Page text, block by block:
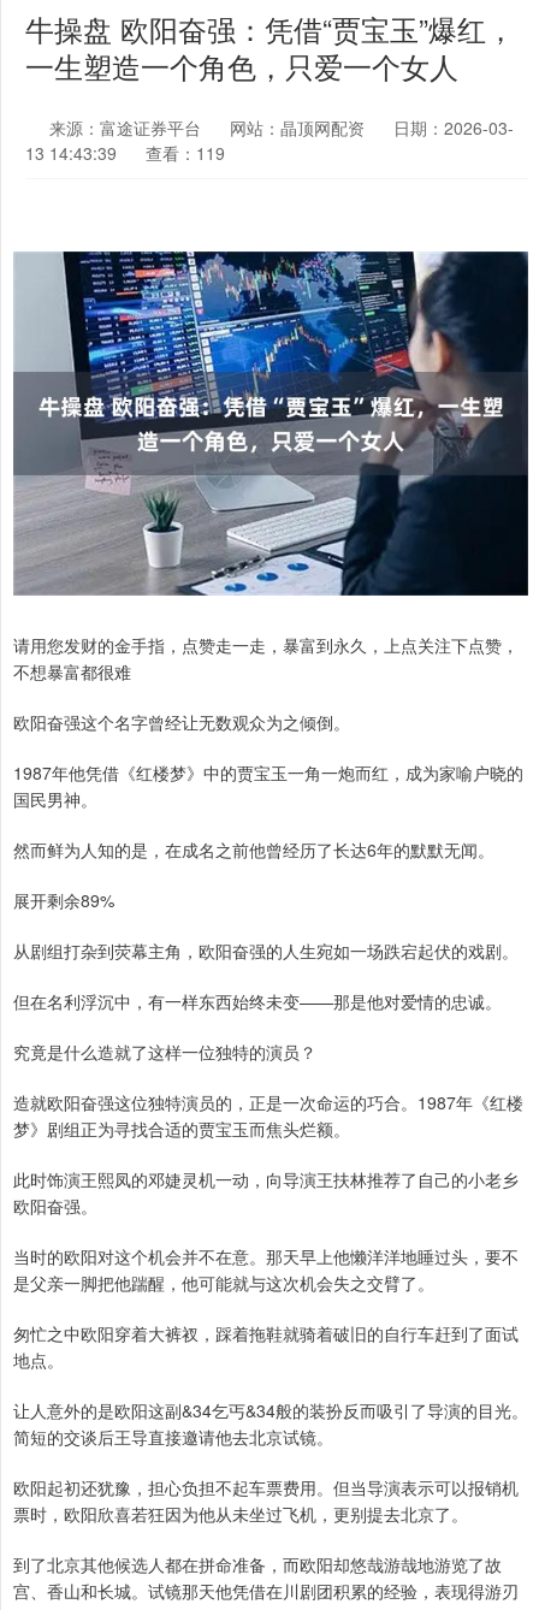
牛操盘 欧阳奋强：凭借“贾宝玉”爆红，
一生塑造一个角色，只爱一个女人
来源：富途证券平台 网站：晶顶网配资
日期：2026-03-
13 14:43:39
查看：119
请用您发财的金手指，点赞走一走，暴富到永久，上点关注下点赞，
不想暴富都很难
欧阳奋强这个名字曾经让无数观众为之倾倒。
1987年他凭借《红楼梦》中的贾宝玉一角一炮而红，成为家喻户晓的
国民男神。
然而鲜为人知的是，在成名之前他曾经历了长达6年的默默无闻。
展开剩余89%
从剧组打杂到荧幕主角，欧阳奋强的人生宛如一场跌宕起伏的戏剧。
但在名利浮沉中，有一样东西始终未变——那是他对爱情的忠诚。
究竟是什么造就了这样一位独特的演员？
造就欧阳奋强这位独特演员的，正是一次命运的巧合。1987年《红楼
梦》剧组正为寻找合适的贾宝玉而焦头烂额。
此时饰演王熙凤的邓婕灵机一动，向导演王扶林推荐了自己的小老乡
欧阳奋强。
当时的欧阳对这个机会并不在意。那天早上他懒洋洋地睡过头，要不
是父亲一脚把他踹醒，他可能就与这次机会失之交臂了。
匆忙之中欧阳穿着大裤衩，踩着拖鞋就骑着破旧的自行车赶到了面试
地点。
让人意外的是欧阳这副&34乞丐&34般的装扮反而吸引了导演的目光。
简短的交谈后王导直接邀请他去北京试镜。
欧阳起初还犹豫，担心负担不起车票费用。但当导演表示可以报销机
票时，欧阳欣喜若狂因为他从未坐过飞机，更别提去北京了。
到了北京其他候选人都在拼命准备，而欧阳却悠哉游哉地游览了故
宫、香山和长城。试镜那天他凭借在川剧团积累的经验，表现得游刃